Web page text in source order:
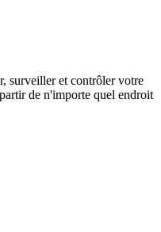
surveiller et contrôler votre
de n'importe quel endroit